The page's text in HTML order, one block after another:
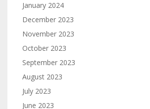
January 2024
December 2023
November 2023
October 2023
September 2023
August 2023
July 2023
June 2023